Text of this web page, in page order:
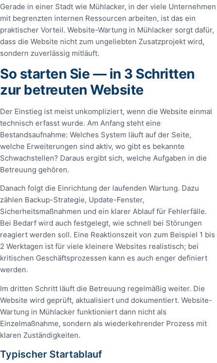
Gerade in einer Stadt wie Mühlacker, in der viele Unternehmen
mit begrenzten internen Ressourcen arbeiten, ist das ein
praktischer Vorteil. Website-Wartung in Mühlacker sorgt dafür,
dass die Website nicht zum ungeliebten Zusatzprojekt wird,
sondern zuverlässig mitläuft.
So starten Sie — in 3 Schritten
zur betreuten Website
Der Einstieg ist meist unkompliziert, wenn die Website einmal
technisch erfasst wurde. Am Anfang steht eine
Bestandsaufnahme: Welches System läuft auf der Seite,
welche Erweiterungen sind aktiv, wo gibt es bekannte
Schwachstellen? Daraus ergibt sich, welche Aufgaben in die
Betreuung gehören.
Danach folgt die Einrichtung der laufenden Wartung. Dazu
zählen Backup-Strategie, Update-Fenster,
Sicherheitsmaßnahmen und ein klarer Ablauf für Fehlerfälle.
Bei Bedarf wird auch festgelegt, wie schnell bei Störungen
reagiert werden soll. Eine Reaktionszeit von zum Beispiel 1 bis
2 Werktagen ist für viele kleinere Websites realistisch; bei
kritischen Geschäftsprozessen kann es auch enger definiert
werden.
Im dritten Schritt läuft die Betreuung regelmäßig weiter. Die
Website wird geprüft, aktualisiert und dokumentiert. Website-
Wartung in Mühlacker funktioniert dann nicht als
Einzelmaßnahme, sondern als wiederkehrender Prozess mit
klaren Zuständigkeiten.
Typischer Startablauf